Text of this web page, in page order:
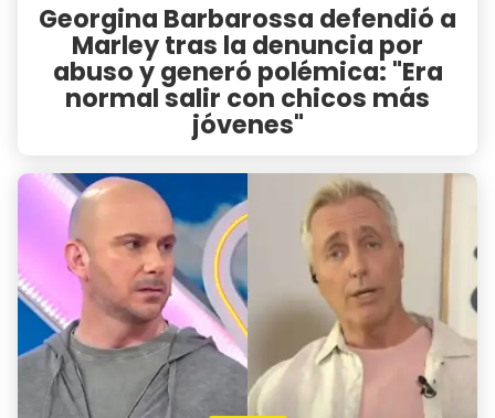
Georgina Barbarossa defendió a
Marley tras la denuncia por
abuso y generó polémica: "Era
normal salir con chicos más
jóvenes"